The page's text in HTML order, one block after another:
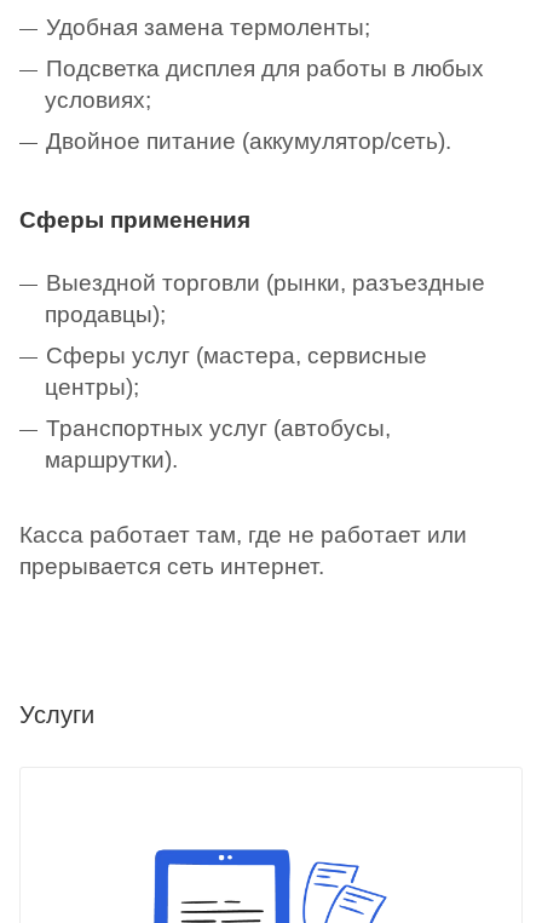
Удобная замена термоленты;
Подсветка дисплея для работы в любых
условиях;
Двойное питание (аккумулятор/сеть).
Сферы применения
Выездной торговли (рынки, разъездные
продавцы);
Сферы услуг (мастера, сервисные
центры);
Транспортных услуг (автобусы,
маршрутки).
Касса работает там, где не работает или
прерывается сеть интернет.
Услуги